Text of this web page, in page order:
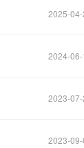
2025-
2024-
2023-
2023-